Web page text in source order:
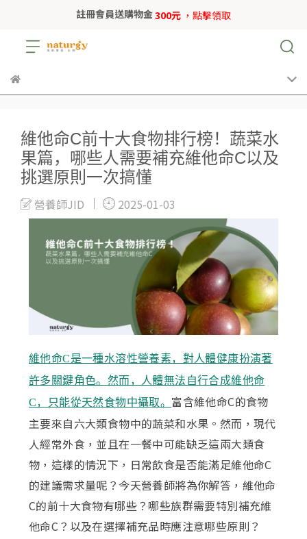
註冊會員送購物金300元 ，點擊領取
維他命C前十大食物排行榜！蔬菜水
果篇，哪些人需要補充維他命C以及
挑選原則一次搞懂
營養師JID 2025-01-03
維他命C是一種水溶性營養素，對人體健康扮演著
許多關鍵角色。然而，人體無法自行合成維他命
C，只能從天然食物中攝取。 富含維他命C的食物
主要來自六大類食物中的蔬菜和水果。然而，現代
人經常外食，並且在一餐中可能缺乏這兩大類食
物，這樣的情況下，日常飲食是否能滿足維他命C
的建議需求量呢？今天營養師將為你解答，維他命
C的前十大食物有哪些？哪些族群需要特別補充維
他命C？以及在選擇補充品時應注意哪些原則？